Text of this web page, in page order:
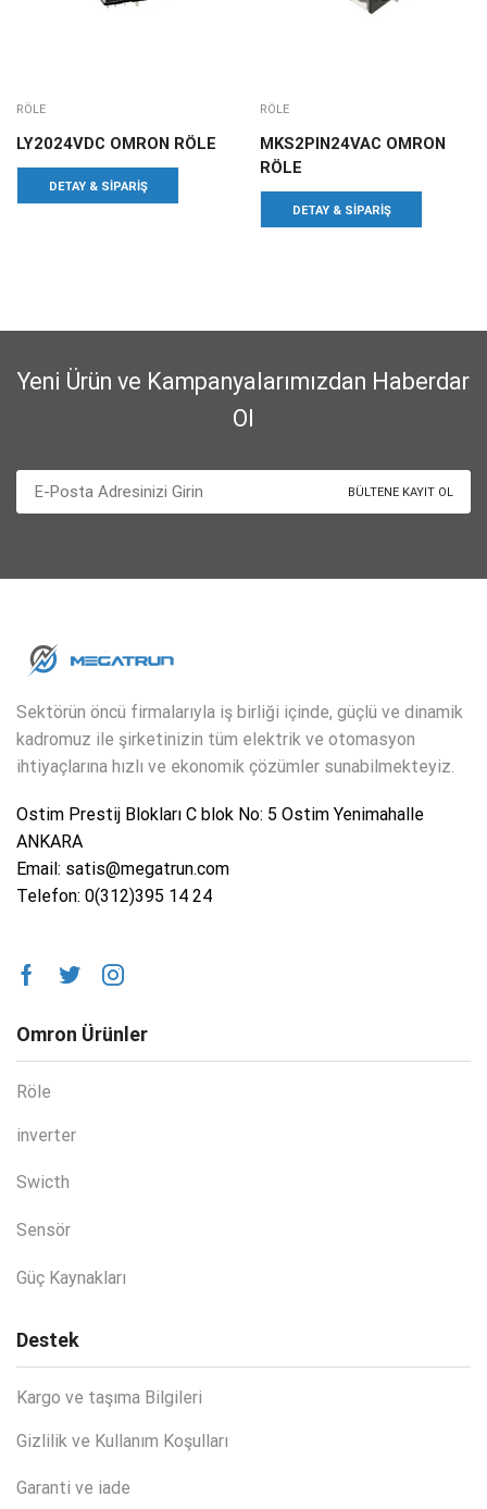
RÖLE
LY2024VDC OMRON RÖLE
DETAY & SIPARIŞ
RÖLE
MKS2PIN24VAC OMRON
RÖLE
DETAY & SIPARIŞ
Yeni Ürün ve Kampanyalarımızdan Haberdar
Ol
Sektörün öncü firmalarıyla iş birliği içinde, güçlü ve dinamik
kadromuz ile şirketinizin tüm elektrik ve otomasyon
ihtiyaçlarına hızlı ve ekonomik çözümler sunabilmekteyiz.
Ostim Prestij Blokları C blok No: 5 Ostim Yenimahalle
ANKARA
Email: satis@megatrun.com
Telefon: 0(312)395 14 24
Omron Ürünler
Röle
inverter
Swicth
Sensör
Güç Kaynakları
Destek
Kargo ve taşıma Bilgileri
Gizlilik ve Kullanım Koşulları
Garanti ve iade